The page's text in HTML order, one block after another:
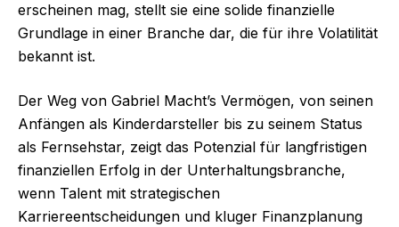
erscheinen mag, stellt sie eine solide finanzielle
Grundlage in einer Branche dar, die für ihre Volatilität
bekannt ist.
Der Weg von Gabriel Macht’s Vermögen, von seinen
Anfängen als Kinderdarsteller bis zu seinem Status
als Fernsehstar, zeigt das Potenzial für langfristigen
finanziellen Erfolg in der Unterhaltungsbranche,
wenn Talent mit strategischen
Karriereentscheidungen und kluger Finanzplanung